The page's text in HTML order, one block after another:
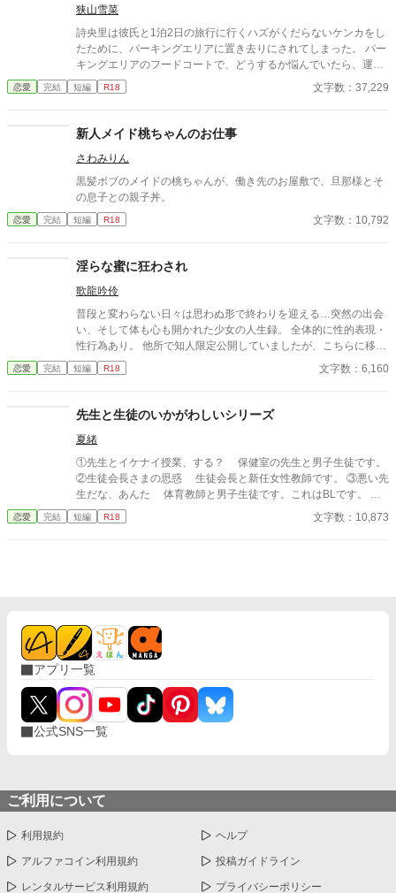
狭山雪菜
詩央里は彼氏と1泊2日の旅行に行くハズがくだらないケンカをし
たために、パーキングエリアに置き去りにされてしまった。 パー
キングエリアのフードコートで、どうするか悩んでいたら、運送
会社の浩二に途中の出口に下ろすと言われ、連れて行ってもらう
事にした。 しかし、2人で話していく内に趣味や彼に惹かれてい
恋愛 完結 短編 R18 文字数：37,229
新人メイド桃ちゃんのお仕事
さわみりん
黒髪ボブのメイドの桃ちゃんが、働き先のお屋敷で、旦那様とそ
の息子との親子丼。
恋愛 完結 短編 R18 文字数：10,792
淫らな蜜に狂わされ
歌龍吟伶
普段と変わらない日々は思わぬ形で終わりを迎える…突然の出会
い、そして体も心も開かれた少女の人生録。 全体的に性的表現・
性行為あり。 他所で知人限定公開していましたが、こちらに移し
ました。 全3話完結済みです。
恋愛 完結 短編 R18 文字数：6,160
先生と生徒のいかがわしいシリーズ
夏緒
①先生とイケナイ授業、する？ 保健室の先生と男子生徒です。
②生徒会長さまの思惑 生徒会長と新任女性教師です。 ③悪い先
生だな、あんた 体育教師と男子生徒です。これはBLです。 ど
んな理由があろうが学校でいかがわしいことをしてはいけません
よ〜！ これ全部、やったらダメですからねっ！
恋愛 完結 短編 R18 文字数：10,873
アプリ一覧
公式SNS一覧
ご利用について
利用規約 ヘルプ
アルファコイン利用規約 投稿ガイドライン
レンタルサービス利用規約 プライバシーポリシー